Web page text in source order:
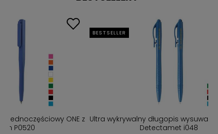
Ultra wykrywalny długopis wysuwany - Basic -
Ultra
klipsem